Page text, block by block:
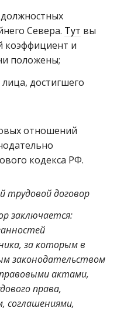
Севера. Тут вы
коэффициент и
положены;
достигшего
отношений
кодекса РФ.
трудовой договор
заключается:
за которым в
законодательством
актами,
права,
соглашениями,